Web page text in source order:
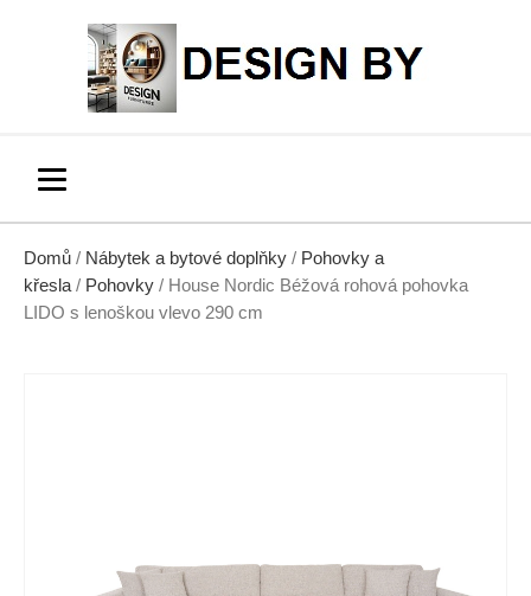
Domů / Nábytek a bytové doplňky / Pohovky a
křesla / Pohovky / House Nordic Béžová rohová pohovka
LIDO s lenoškou vlevo 290 cm